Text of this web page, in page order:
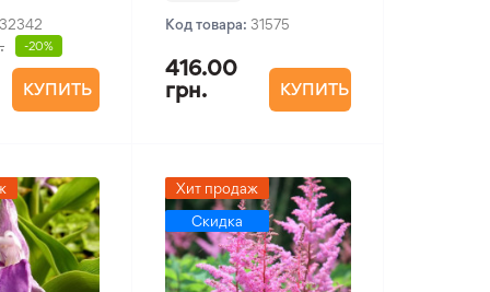
32342
-20%
КУПИТЬ
Код товара: 31575
416.00
грн.
КУПИТЬ
Хит продаж
Скидка